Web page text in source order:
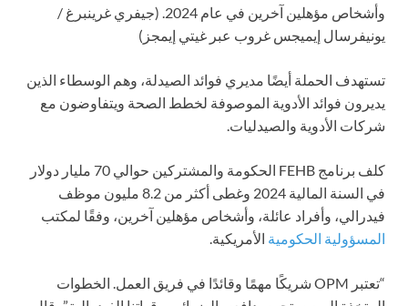
وأشخاص مؤهلين آخرين في عام 2024.
(جيفري غرينبرغ /
يونيفرسال إيميجس غروب عبر غيتي إيمجز)
تستهدف الحملة أيضًا مديري فوائد الصيدلة، وهم الوسطاء الذين
يديرون فوائد الأدوية الموصوفة لخطط الصحة ويتفاوضون مع
شركات الأدوية والصيدليات.
كلف برنامج FEHB الحكومة والمشتركين حوالي 70 مليار دولار
في السنة المالية 2024 وغطى أكثر من 8.2 مليون موظف
فيدرالي، وأفراد عائلة، وأشخاص مؤهلين آخرين، وفقًا لمكتب
المسؤولية الحكومية الأمريكية.
“تعتبر OPM شريكًا مهمًا وقائدًا في فريق العمل. الخطوات